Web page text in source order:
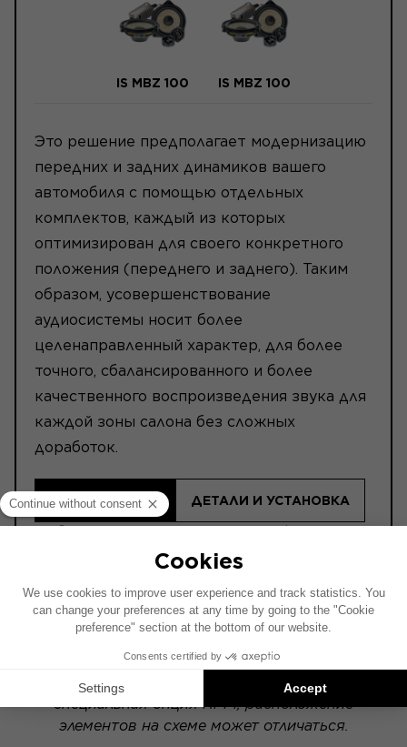
IS MBZ 100 IS MBZ 100
Это решение предполагает модернизацию
передних и задних динамиков вашего
автомобиля с помощью отдельных
комплектов, каждый из которых
оптимизирован для своего конкретного
положения (переднего и заднего). Таким
образом, усовершенствование
аудиосистемы носит более
целенаправленный характер, для более
точного, сбалансированного и более
качественного воспроизведения звука для
каждой зоны салона без сложных
доработок.
НАЙТИ ДИЛЕРА ДЕТАЛИ И УСТАНОВКА
перед покупкой.
Схема установки составлена на основе
автомобиля с заводской аудиосистемой. Если
в вашем автомобиле установлена
специальная опция Hi-Fi, расположение
элементов на схеме может отличаться.